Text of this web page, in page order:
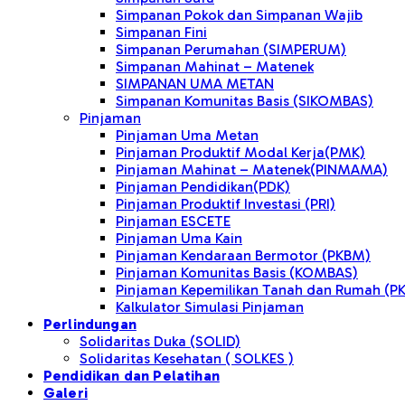
Simpanan Pokok dan Simpanan Wajib
Simpanan Fini
Simpanan Perumahan (SIMPERUM)
Simpanan Mahinat – Matenek
SIMPANAN UMA METAN
Simpanan Komunitas Basis (SIKOMBAS)
Pinjaman
Pinjaman Uma Metan
Pinjaman Produktif Modal Kerja(PMK)
Pinjaman Mahinat – Matenek(PINMAMA)
Pinjaman Pendidikan(PDK)
Pinjaman Produktif Investasi (PRI)
Pinjaman ESCETE
Pinjaman Uma Kain
Pinjaman Kendaraan Bermotor (PKBM)
Pinjaman Komunitas Basis (KOMBAS)
Pinjaman Kepemilikan Tanah dan Rumah
Kalkulator Simulasi Pinjaman
Perlindungan
Solidaritas Duka (SOLID)
Solidaritas Kesehatan ( SOLKES )
Pendidikan dan Pelatihan
Galeri